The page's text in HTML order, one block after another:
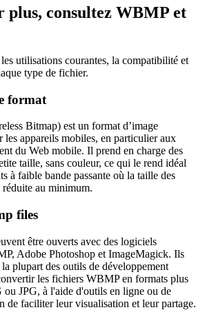
plus, consultez WBMP et
utilisations courantes, la compatibilité et
type de fichier.
format
Bitmap) est un format d’image
les appareils mobiles, en particulier aux
du Web mobile. Il prend en charge des
taille, sans couleur, ce qui le rend idéal
à faible bande passante où la taille des
au minimum.
files
être ouverts avec des logiciels
Adobe Photoshop et ImageMagick. Ils
plupart des outils de développement
les fichiers WBMP en formats plus
ou JPG, à l'aide d'outils en ligne ou de
de faciliter leur visualisation et leur partage.